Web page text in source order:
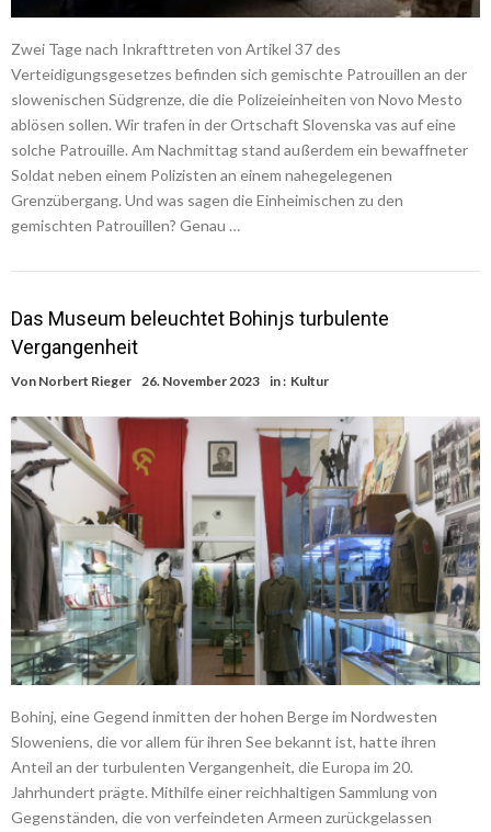
Zwei Tage nach Inkrafttreten von Artikel 37 des
Verteidigungsgesetzes befinden sich gemischte Patrouillen an der
slowenischen Südgrenze, die die Polizeieinheiten von Novo Mesto
ablösen sollen. Wir trafen in der Ortschaft Slovenska vas auf eine
solche Patrouille. Am Nachmittag stand außerdem ein bewaffneter
Soldat neben einem Polizisten an einem nahegelegenen
Grenzübergang. Und was sagen die Einheimischen zu den
gemischten Patrouillen? Genau …
Das Museum beleuchtet Bohinjs turbulente
Vergangenheit
Von Norbert Rieger 26. November 2023 in : Kultur
Bohinj, eine Gegend inmitten der hohen Berge im Nordwesten
Sloweniens, die vor allem für ihren See bekannt ist, hatte ihren
Anteil an der turbulenten Vergangenheit, die Europa im 20.
Jahrhundert prägte. Mithilfe einer reichhaltigen Sammlung von
Gegenständen, die von verfeindeten Armeen zurückgelassen